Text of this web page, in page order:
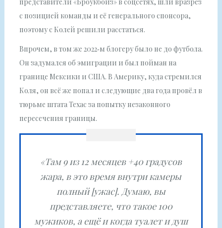
с позицией команды и её генерального спонсора,
поэтому с Колей решили расстаться.
Впрочем, в том же 2022‑м блогеру было не до футбола.
Он задумался об эмиграции и был пойман на
границе Мексики и США. В Америку, куда стремился
Коля, он всё же попал и следующие два года провёл в
тюрьме штата Техас за попытку незаконного
пересечения границы.
«Там 9 из 12 месяцев +40 градусов
жара, в это время внутри камеры
полный [ужас]. Думаю, вы
представляете, что такое 100
мужиков, а ещё и когда туалет и душ